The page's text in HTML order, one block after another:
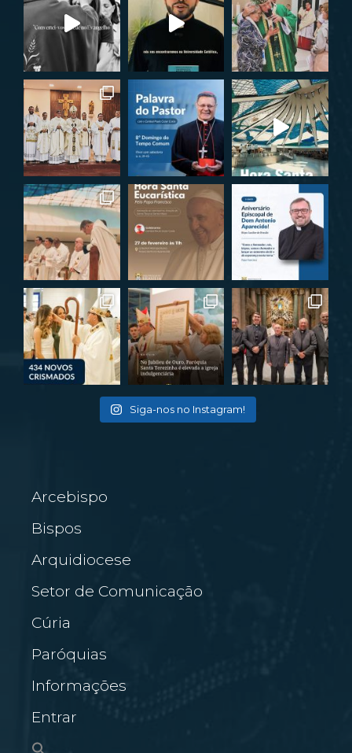
Siga-nos no Instagram!
Arcebispo
Bispos
Arquidiocese
Setor de Comunicação
Cúria
Paróquias
Informações
Entrar